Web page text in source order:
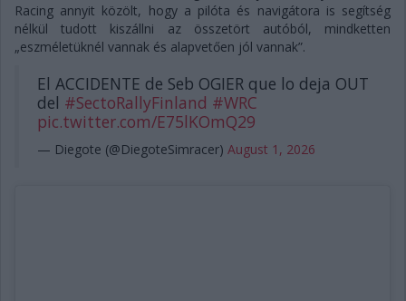
Racing annyit közölt, hogy a pilóta és navigátora is segítség
nélkül tudott kiszállni az összetört autóból, mindketten
„eszméletüknél vannak és alapvetően jól vannak”.
El ACCIDENTE de Seb OGIER que lo deja OUT
del #SectoRallyFinland #WRC
pic.twitter.com/E75lKOmQ29
— Diegote (@DiegoteSimracer) August 1, 2026